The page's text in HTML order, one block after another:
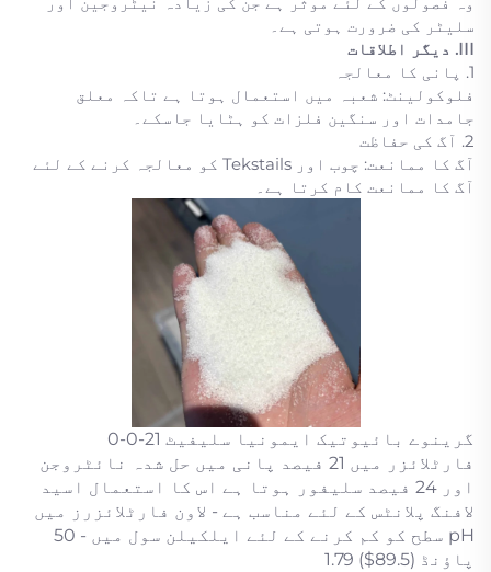
سلیٹر کی ضرورت ہوتی ہے۔
III. دیگر اطلاقات
1. پانی کا معالجہ
فلوکولینٹ: شعبہ میں استعمال ہوتا ہے تاکہ معلق
جامدات اور سنگین فلزات کو ہٹایا جاسکے۔
2. آگ کی حفاظت
آگ کا ممانعت: چوب اور Tekstails کو معالجہ کرنے کے لئے
آگ کا ممانعت کام کرتا ہے۔
گرینوے بائیوتیک ایمونیا سلیفیٹ 21-0-0
فارٹلائزر میں 21 فیصد پانی میں حل شدہ نائٹروجن
اور 24 فیصد سلیفور ہوتا ہے اس کا استعمال اسید
لافنگ پلانٹس کے لئے مناسب ہے - لاون فارٹلائزرز میں
pH سطح کو کم کرنے کے لئے ایلکیلن سول میں - 50
پاؤنڈ (89.5$) 1.79